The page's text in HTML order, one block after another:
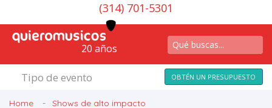
(314) 701-5301
20 años
Tipo de evento OBTÉN UN PRESUPUESTO
Home Shows de alto impacto